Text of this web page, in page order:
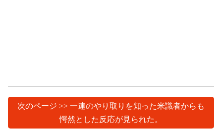
次のページ >> 一連のやり取りを知った米識者からも
愕然とした反応が見られた。